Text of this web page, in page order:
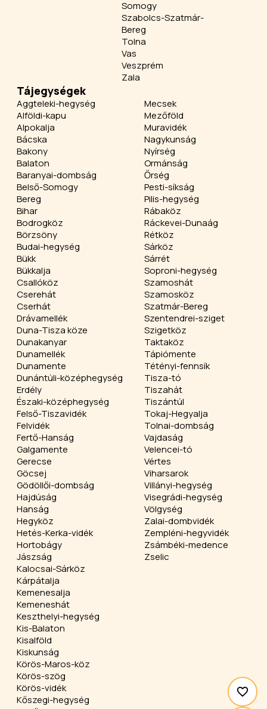
Somogy
Szabolcs-Szatmár-
Bereg
Tolna
Vas
Veszprém
Zala
Tájegységek
Aggteleki-hegység
Alföldi-kapu
Alpokalja
Bácska
Bakony
Balaton
Baranyai-dombság
Belső-Somogy
Bereg
Bihar
Bodrogköz
Börzsöny
Budai-hegység
Bükk
Bükkalja
Csallóköz
Cserehát
Cserhát
Drávamellék
Duna-Tisza köze
Dunakanyar
Dunamellék
Dunamente
Dunántúli-középhegység
Erdély
Északi-középhegység
Felső-Tiszavidék
Felvidék
Fertő-Hanság
Galgamente
Gerecse
Göcsej
Gödöllői-dombság
Hajdúság
Hanság
Hegyköz
Hetés-Kerka-vidék
Hortobágy
Jászság
Kalocsai-Sárköz
Kárpátalja
Kemenesalja
Kemeneshát
Keszthelyi-hegység
Kis-Balaton
Kisalföld
Kiskunság
Körös-Maros-köz
Körös-szög
Körös-vidék
Kőszegi-hegység
Mecsek
Mezőföld
Muravidék
Nagykunság
Nyírség
Ormánság
Őrség
Pesti-síkság
Pilis-hegység
Rábaköz
Ráckevei-Dunaág
Rétköz
Sárköz
Sárrét
Soproni-hegység
Szamoshát
Szamosköz
Szatmár-Bereg
Szentendrei-sziget
Szigetköz
Taktaköz
Tápiómente
Tétényi-fennsík
Tisza-tó
Tiszahát
Tiszántúl
Tokaj-Hegyalja
Tolnai-dombság
Vajdaság
Velencei-tó
Vértes
Viharsarok
Villányi-hegység
Visegrádi-hegység
Völgység
Zalai-dombvidék
Zempléni-hegyvidék
Zsámbéki-medence
Zselic